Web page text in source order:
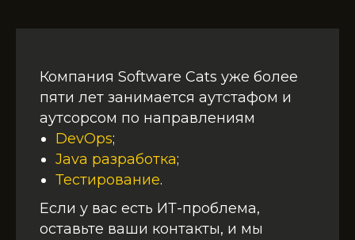
Компания Software Cats уже более
пяти лет занимается аутстафом и
аутсорсом по направлениям
DevOps;
Java разработка;
Тестирование.
Если у вас есть ИТ-проблема,
оставьте ваши контакты, и мы